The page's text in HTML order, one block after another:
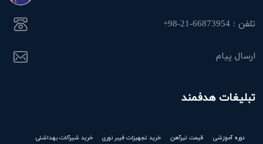
تلفن : 66873954-21-98+
ارسال پیام
تبلیغات هدفمند
دوره آموزشی قیمت تیرآهن خرید تجهیزات فیبر نوری خرید شیرآلات بهداشتی